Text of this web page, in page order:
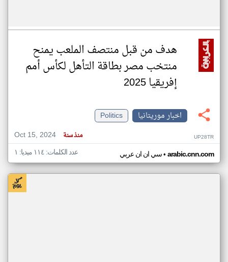
هدف من قبل منتصف الملعب يمنح
منتخب مصر بطاقة التأهل لكأس أمم
إفريقيا 2025
اخبار موريتانيا
Politics
Oct 15, 2024
منذ سنة UP28TR
سي ان ان عربي• arabic.cnn.com عدد الكلمات: ١١٤ ميديا: ١